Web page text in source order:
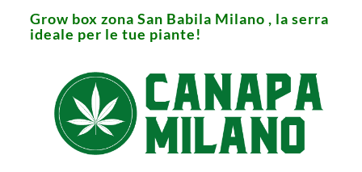
Grow box zona San Babila Milano , la serra
ideale per le tue piante!